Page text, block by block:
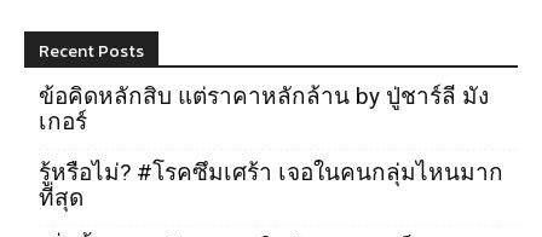
Recent Posts
ข้อคิดหลักสิบ แต่ราคาหลักล้าน by ปู่ชาร์ลี มัง
เกอร์
รู้หรือไม่? #โรคซึมเศร้า เจอในคนกลุ่มไหนมาก
ที่สุด